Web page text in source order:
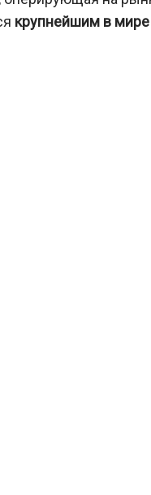
крупнейшим в